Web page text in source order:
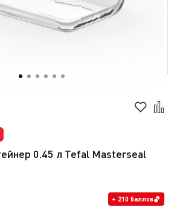
0.45 л Tefal Masterseal
+ 210 баллов